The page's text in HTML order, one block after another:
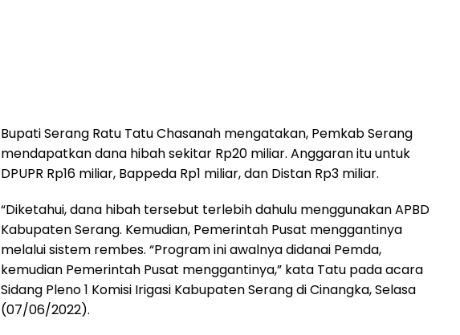
Bupati Serang Ratu Tatu Chasanah mengatakan, Pemkab Serang
mendapatkan dana hibah sekitar Rp20 miliar. Anggaran itu untuk
DPUPR Rp16 miliar, Bappeda Rp1 miliar, dan Distan Rp3 miliar.
“Diketahui, dana hibah tersebut terlebih dahulu menggunakan APBD
Kabupaten Serang. Kemudian, Pemerintah Pusat menggantinya
melalui sistem rembes. “Program ini awalnya didanai Pemda,
kemudian Pemerintah Pusat menggantinya,” kata Tatu pada acara
Sidang Pleno 1 Komisi Irigasi Kabupaten Serang di Cinangka, Selasa
(07/06/2022).